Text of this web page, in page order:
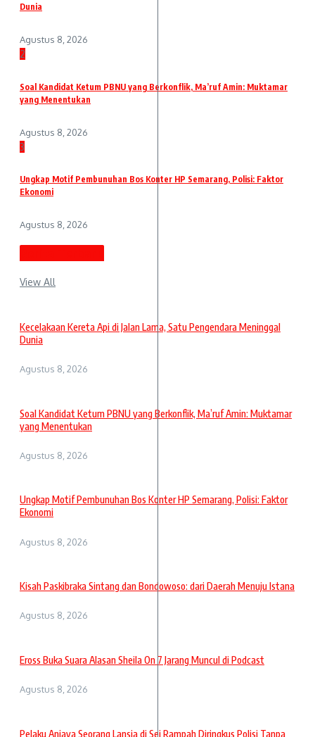
Dunia
Agustus 8, 2026
2
Soal Kandidat Ketum PBNU yang Berkonflik, Ma’ruf Amin: Muktamar
yang Menentukan
Agustus 8, 2026
3
Ungkap Motif Pembunuhan Bos Konter HP Semarang, Polisi: Faktor
Ekonomi
Agustus 8, 2026
View All
Kecelakaan Kereta Api di Jalan Lama, Satu Pengendara Meninggal
Dunia
Agustus 8, 2026
Soal Kandidat Ketum PBNU yang Berkonflik, Ma’ruf Amin: Muktamar
yang Menentukan
Agustus 8, 2026
Ungkap Motif Pembunuhan Bos Konter HP Semarang, Polisi: Faktor
Ekonomi
Agustus 8, 2026
Kisah Paskibraka Sintang dan Bondowoso: dari Daerah Menuju Istana
Agustus 8, 2026
Eross Buka Suara Alasan Sheila On 7 Jarang Muncul di Podcast
Agustus 8, 2026
Pelaku Aniaya Seorang Lansia di Sei Rampah Diringkus Polisi Tanpa